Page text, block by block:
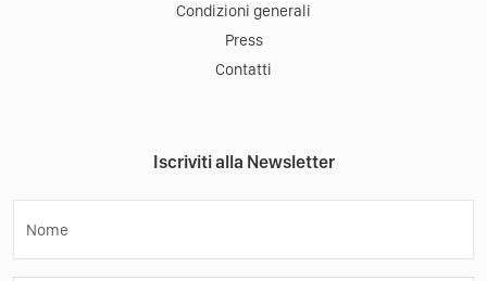
Condizioni generali
Press
Contatti
Iscriviti alla Newsletter
Nome